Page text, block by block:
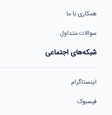
همکاری با ما
سوالات متداول
شبکه‌های اجتماعی
اینستاگرام
فیسبوک